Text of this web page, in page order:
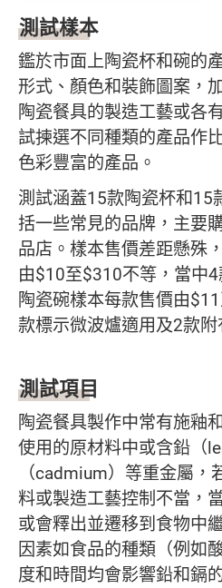
測試樣本
鑑於市面上陶瓷杯和碗的
形式、顏色和裝飾圖案，
陶瓷餐具的製造工藝或各
試揀選不同種類的產品作
色彩豐富的產品。
測試涵蓋15款陶瓷杯和15
括一些常見的品牌，主要
品店。樣本售價差距懸殊
由$10至$310不等，當中4
陶瓷碗樣本每款售價由
款標示微波爐適用及2款附
測試項目
陶瓷餐具製作中常有施釉
使用的原材料中或含鉛（
（cadmium）等重金屬
料或製造工藝控制不當，
或會釋出並遷移到食物中
因素如食品的種類（例如
度和時間均會影響鉛和鎘